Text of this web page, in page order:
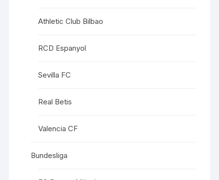
Athletic Club Bilbao
RCD Espanyol
Sevilla FC
Real Betis
Valencia CF
Bundesliga